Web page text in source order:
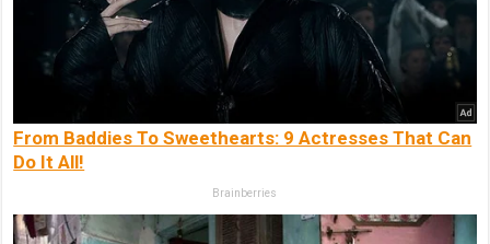
From Baddies To Sweethearts: 9 Actresses That Can
Do It All!
Brainberries